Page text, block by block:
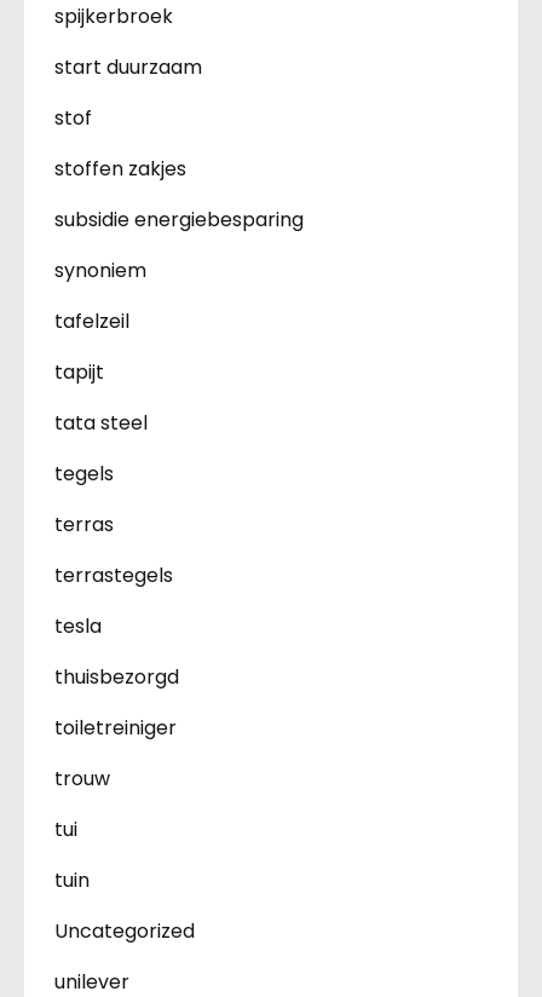
spijkerbroek
start duurzaam
stof
stoffen zakjes
subsidie energiebesparing
synoniem
tafelzeil
tapijt
tata steel
tegels
terras
terrastegels
tesla
thuisbezorgd
toiletreiniger
trouw
tui
tuin
Uncategorized
unilever